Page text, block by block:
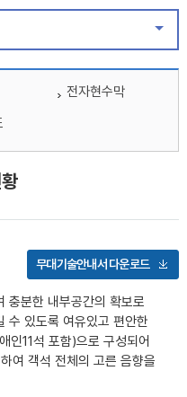
전자현수막
무대기술안내서 다운로드
충분한 내부공간의 확보로
수 있도록 여유있고 편안한
인11석 포함)으로 구성되어
여 객석 전체의 고른 음향을